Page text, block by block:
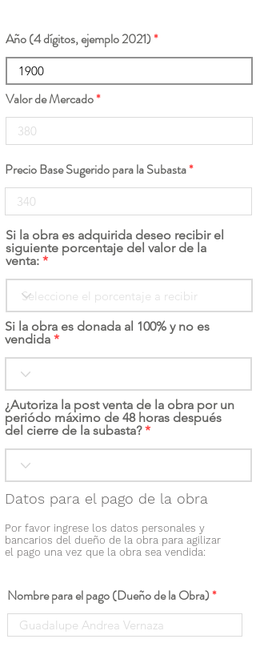
Año (4 dígitos, ejemplo 2021)
Valor de Mercado
Precio Base Sugerido para la Subasta
Si la obra es adquirida deseo recibir el
siguiente porcentaje del valor de la
venta:
Si la obra es donada al 100% y no es
vendida
¿Autoriza la post venta de la obra por un
periódo máximo de 48 horas después
del cierre de la subasta?
Datos para el pago de la obra
Por favor ingrese los datos personales y
bancarios del dueño de la obra para agilizar
el pago una vez que la obra sea vendida:
Nombre para el pago (Dueño de la Obra)